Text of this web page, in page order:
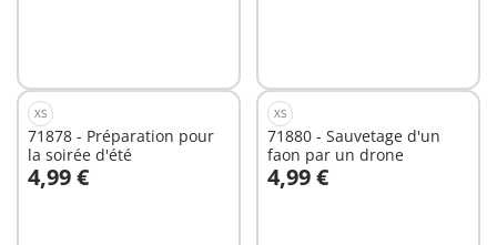
XS
71878 - Préparation pour
la soirée d'été
4,99 €
Au panier
XS
71880 - Sauvetage d'un
faon par un drone
4,99 €
Au panier